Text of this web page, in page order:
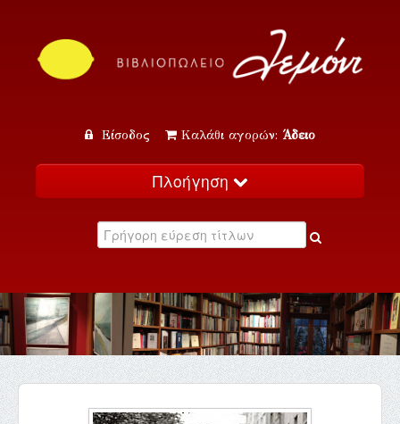
Είσοδος Καλάθι αγορών: Άδειο
Πλοήγηση
Κατάλογος
Εκδηλώσεις
Επικοινωνία